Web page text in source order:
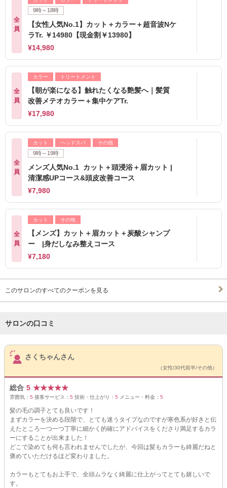
全
員
9時～18時
【女性人気No.1】カット＋カラー＋超音波Nケ
ラTr. ￥14980【現金割￥13980】
¥14,980
全
員
カラー トリートメント
【朝が楽になる】触れたくなる艶髪へ｜髪質
改善メテオカラー＋集中ケアTr.
¥17,980
全
員
カット ヘッドスパ その他
9時～19時
メンズ人気No.1 カット＋頭浸浴＋眉カット |
清潔感UPコース&頭皮改善コース
¥7,980
全
員
カット その他
【メンズ】カット＋眉カット＋炭酸シャンプ
ー |身だしなみ整えコース
¥7,180
このサロンのすべてのクーポンを見る
サロンの口コミ
サロンPick Up
さくちゃんさん
（女性/30代前半/その他）
総合 5 ★★★★★
雰囲気： 5 接客サービス： 5 技術・仕上がり： 5 メニュー・料金： 5
髪の毛の調子とても良いです！
まずカラーを決める段階で、とても迷うタイプなのですが寒色系が好きと伝
えたところ一つ一つ丁寧に細かく的確にアドバイスをくださり満足するカラ
ーにすることが出来ました！
どこで染めても何も言われませんでしたが、今回は髪もカラーも綺麗だねと
褒めていただけるほど変わりました。
カラーもとてもお上手で、全頭ムラなく綺麗に仕上がってとても嬉しいで
す。